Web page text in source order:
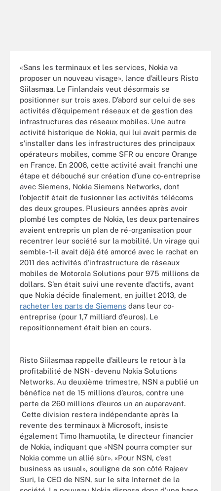
«Sans les terminaux et les services, Nokia va
proposer un nouveau visage», lance d’ailleurs Risto
Siilasmaa. Le Finlandais veut désormais se
positionner sur trois axes. D’abord sur celui de ses
activités d’équipement réseaux et de gestion des
infrastructures des réseaux mobiles. Une autre
activité historique de Nokia, qui lui avait permis de
s’installer dans les infrastructures des principaux
opérateurs mobiles, comme SFR ou encore Orange
en France. En 2006, cette activité avait franchi une
étape et débouché sur création d’une co-entreprise
avec Siemens, Nokia Siemens Networks, dont
l’objectif était de fusionner les activités télécoms
des deux groupes. Plusieurs années après avoir
plombé les comptes de Nokia, les deux partenaires
avaient entrepris un plan de ré-organisation pour
recentrer leur société sur la mobilité. Un virage qui
semble-t-il avait déjà été amorcé avec le rachat en
2011 des activités d’infrastructure de réseaux
mobiles de Motorola Solutions pour 975 millions de
dollars. S’en était suivi une revente d’actifs, avant
que Nokia décide finalement, en juillet 2013, de
racheter les parts de Siemens dans leur co-
entreprise (pour 1,7 milliard d’euros). Le
repositionnement était bien en cours.
Risto Siilasmaa rappelle d’ailleurs le retour à la
profitabilité de NSN - devenu Nokia Solutions
Networks. Au deuxième trimestre, NSN a publié un
bénéfice net de 15 millions d’euros, contre une
perte de 260 millions d’euros un an auparavant.
Cette division restera indépendante après la
revente des terminaux à Microsoft, insiste
également Timo Ihamuotila, le directeur financier
de Nokia, indiquant que «NSN pourra compter sur
Nokia comme un allié sûr». «Pour NSN, c’est
business as usual», souligne de son côté Rajeev
Suri, le CEO de NSN, sur le site Internet de la